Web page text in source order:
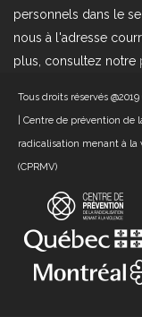
personnels dans le
nous à l'adresse
plus, consultez notre
Tous droits réservés @2019
| Centre de prévention de
radicalisation menant à la
(CPRMV)